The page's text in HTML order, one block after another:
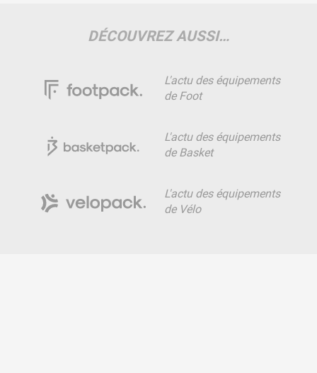
DÉCOUVREZ AUSSI…
L'actu des équipements
de Foot
L'actu des équipements
de Basket
L'actu des équipements
de Vélo